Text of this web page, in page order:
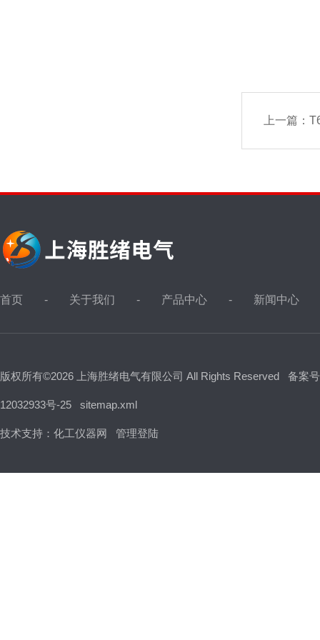
上一篇：
首页 关于我们 产品中心 新闻中心
版权所有©2026 上海胜绪电气有限公司 All Rights Reserved 备案
12032933号-25 sitemap.xml
技术支持： 化工仪器网 管理登陆